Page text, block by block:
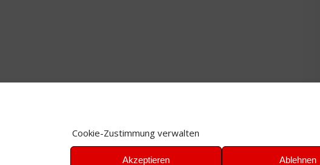
Cookie-Zustimmung verwalten
Akzeptieren Ablehnen